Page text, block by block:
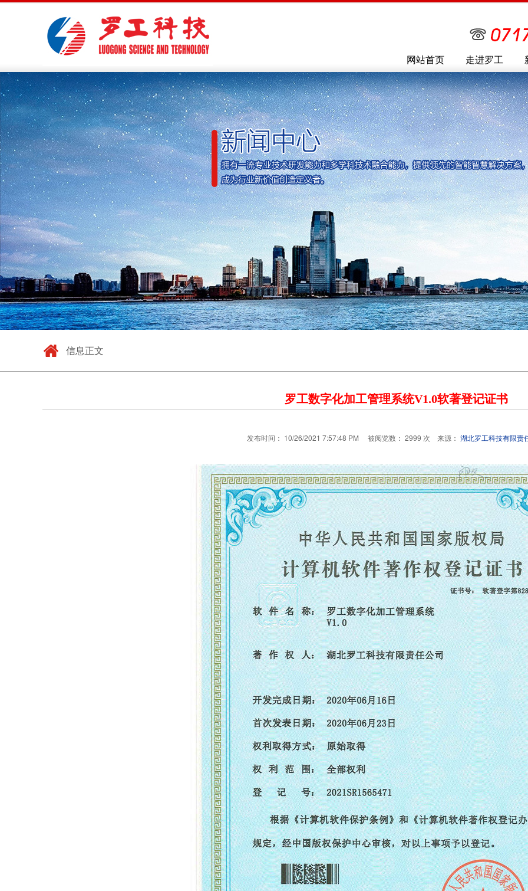
网站首页 走进罗工
信息正文
罗工数字化加工管理系统V1.0软著登记证书
发布时间： 10/26/2021 7:57:48 PM 被阅览数： 2999 次 来源： 湖北罗工科技有限责